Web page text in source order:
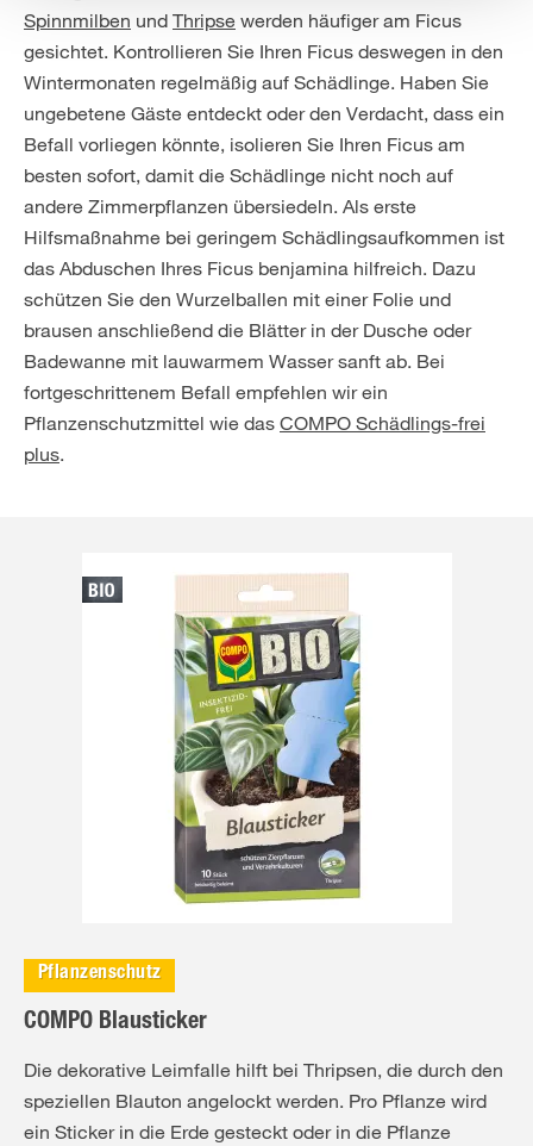
Spinnmilben und Thripse werden häufiger am Ficus
gesichtet. Kontrollieren Sie Ihren Ficus deswegen in den
Wintermonaten regelmäßig auf Schädlinge. Haben Sie
ungebetene Gäste entdeckt oder den Verdacht, dass ein
Befall vorliegen könnte, isolieren Sie Ihren Ficus am
besten sofort, damit die Schädlinge nicht noch auf
andere Zimmerpflanzen übersiedeln. Als erste
Hilfsmaßnahme bei geringem Schädlingsaufkommen ist
das Abduschen Ihres Ficus benjamina hilfreich. Dazu
schützen Sie den Wurzelballen mit einer Folie und
brausen anschließend die Blätter in der Dusche oder
Badewanne mit lauwarmem Wasser sanft ab. Bei
fortgeschrittenem Befall empfehlen wir ein
Pflanzenschutzmittel wie das COMPO Schädlings-frei
plus.
Pflanzenschutz
COMPO Blausticker
Die dekorative Leimfalle hilft bei Thripsen, die durch den
speziellen Blauton angelockt werden. Pro Pflanze wird
ein Sticker in die Erde gesteckt oder in die Pflanze